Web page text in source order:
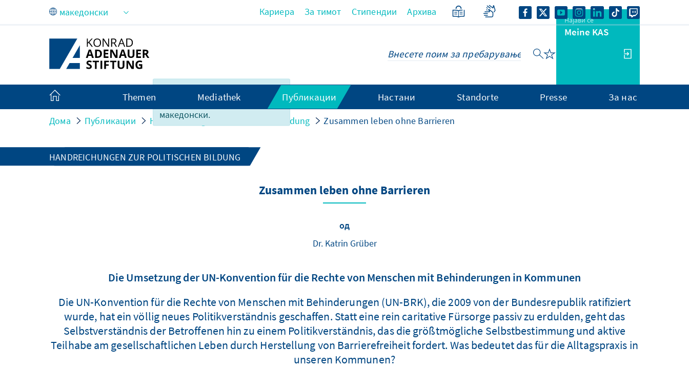
Skip to Main Content
целосно достапна на
македонски.
Кариера За тимот Стипендии Архива
Најави се
Meine KAS
Themen Mediathek Публикации Настани Standorte Presse За нас
Дома Публикации Handreichungen zur Politischen Bildung Zusammen leben ohne Barrieren
HANDREICHUNGEN ZUR POLITISCHEN BILDUNG
Zusammen leben ohne Barrieren
од
Dr. Katrin Grüber
Die Umsetzung der UN-Konvention für die Rechte von Menschen mit Behinderungen in Kommunen
Die UN-Konvention für die Rechte von Menschen mit Behinderungen (UN-BRK), die 2009 von der Bundesrepublik ratifiziert
wurde, hat ein völlig neues Politikverständnis geschaffen. Statt eine rein caritative Fürsorge passiv zu erdulden, geht das
Selbstverständnis der Betroffenen hin zu einem Politikverständnis, das die größtmögliche Selbstbestimmung und aktive
Teilhabe am gesellschaftlichen Leben durch Herstellung von Barrierefreiheit fordert. Was bedeutet das für die Alltagspraxis in
unseren Kommunen?